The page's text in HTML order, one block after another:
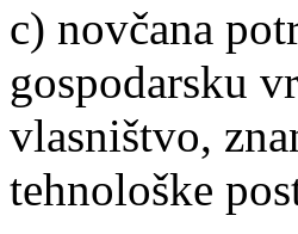
c) novčana
gospodarsku
vlasništvo,
tehnološke